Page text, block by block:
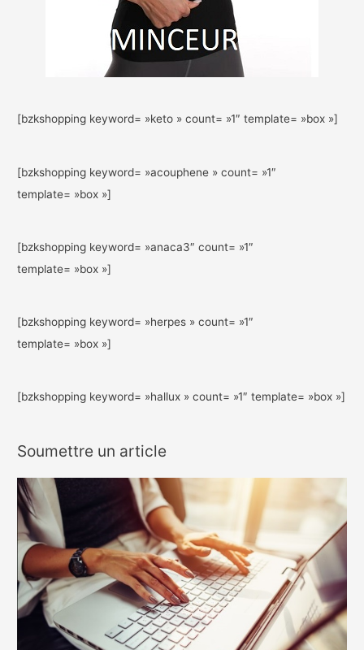
[bzkshopping keyword= »keto » count= »1″ template= »box »]
[bzkshopping keyword= »acouphene » count= »1″
template= »box »]
[bzkshopping keyword= »anaca3″ count= »1″
template= »box »]
[bzkshopping keyword= »herpes » count= »1″
template= »box »]
[bzkshopping keyword= »hallux » count= »1″ template= »box »]
Soumettre un article